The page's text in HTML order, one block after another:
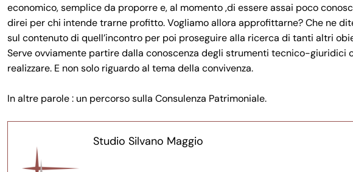
economico, semplice da proporre e, al momento ,di essere assai poco
direi per chi intende trarne profitto. Vogliamo allora approfittarne? Che ne
sul contenuto di quell’incontro per poi proseguire alla ricerca di tanti altri
Serve ovviamente partire dalla conoscenza degli strumenti tecnico-
realizzare. E non solo riguardo al tema della convivenza.
In altre parole : un percorso sulla Consulenza Patrimoniale.
Studio Silvano Maggio